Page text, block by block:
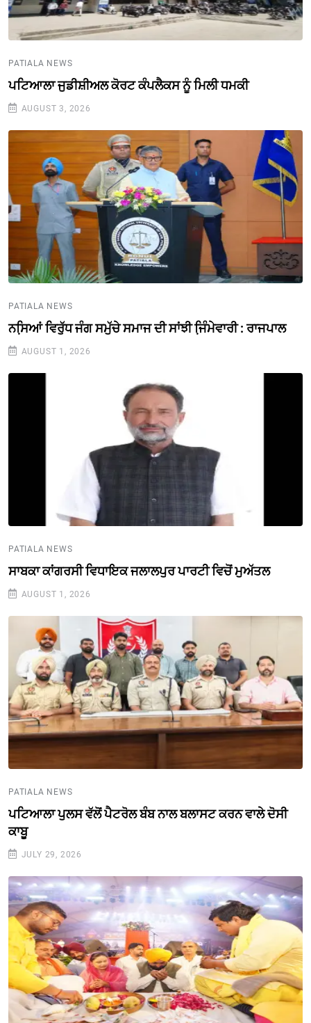
PATIALA NEWS
ਪਟਿਆਲਾ ਜੁਡੀਸ਼ੀਅਲ ਕੋਰਟ ਕੰਪਲੈਕਸ ਨੂੰ ਮਿਲੀ ਧਮਕੀ
AUGUST 3, 2026
PATIALA NEWS
ਨਸਿ਼ਆਂ ਵਿਰੁੱਧ ਜੰਗ ਸਮੁੱਚੇ ਸਮਾਜ ਦੀ ਸਾਂਝੀ ਜਿ਼ੰਮੇਵਾਰੀ : ਰਾਜਪਾਲ
AUGUST 1, 2026
PATIALA NEWS
ਸਾਬਕਾ ਕਾਂਗਰਸੀ ਵਿਧਾਇਕ ਜਲਾਲਪੁਰ ਪਾਰਟੀ ਵਿਚੋਂ ਮੁਅੱਤਲ
AUGUST 1, 2026
PATIALA NEWS
ਪਟਿਆਲਾ ਪੁਲਸ ਵੱਲੋਂ ਪੈਟਰੋਲ ਬੰਬ ਨਾਲ ਬਲਾਸਟ ਕਰਨ ਵਾਲੇ ਦੋਸੀ
ਕਾਬੂ
JULY 29, 2026